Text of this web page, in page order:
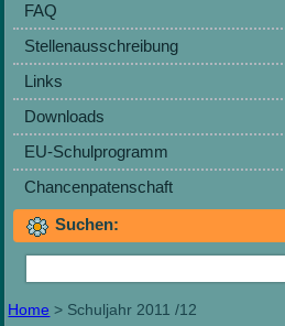
FAQ
Stellenausschreibung
Links
Downloads
EU-Schulprogramm
Chancenpatenschaft
Suchen:
Home > Schuljahr 2011 /12